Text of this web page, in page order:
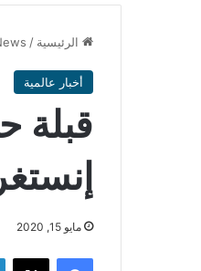
الرئيسية /
أخبار عالمية
قبلة
مايو 15, 2020
فيسبوك ‫X